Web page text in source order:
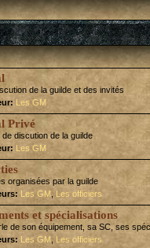
de la guilde et des invités
Les GM
Privé
de discution de la guilde
Les GM
organisées par la guilde
Les GM Les officiers
et spécialisations
de son équipement, sa SC, ses
Les GM Les officiers